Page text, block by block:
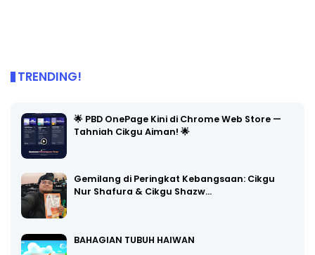
TRENDING!
🌟 PBD OnePage Kini di Chrome Web Store —
Tahniah Cikgu Aiman! 🌟
Gemilang di Peringkat Kebangsaan: Cikgu
Nur Shafura & Cikgu Shazw…
BAHAGIAN TUBUH HAIWAN